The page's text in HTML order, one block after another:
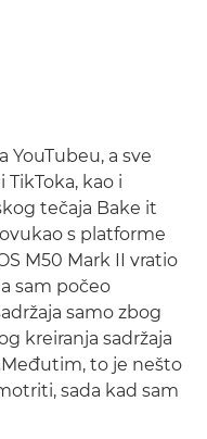
YouTubeu, a sve
kao i
tečaja Bake it
s platforme
M50 Mark II vratio
sam počeo
samo zbog
kreiranja sadržaja
to je nešto
sada kad sam